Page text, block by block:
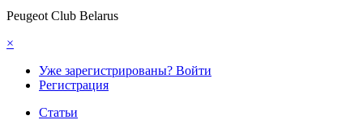
Peugeot Club Belarus
×
Уже зарегистрированы? Войти
Регистрация
Статьи